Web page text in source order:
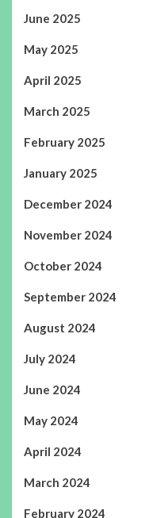
June 2025
May 2025
April 2025
March 2025
February 2025
January 2025
December 2024
November 2024
October 2024
September 2024
August 2024
July 2024
June 2024
May 2024
April 2024
March 2024
February 2024